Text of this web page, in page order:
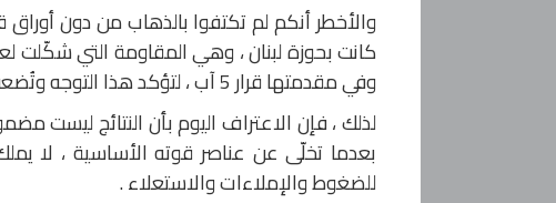
والأخطر أنكم لم تكتفوا بالذهاب من دون
كانت بحوزة لبنان ، وهي المقاومة التي
وفي مقدمتها قرار 5 آب ، لتؤكد هذا التوجه وتُضعف موقع لبنان التفاوضي قبل أن تبدأ المفاوضات أصلاً .
لذلك ، فإن الاعتراف اليوم بأن النتائج
بعدما تخلّى عن عناصر قوته الأساسية ، لا
للضغوط والإملاءات والاستعلاء .